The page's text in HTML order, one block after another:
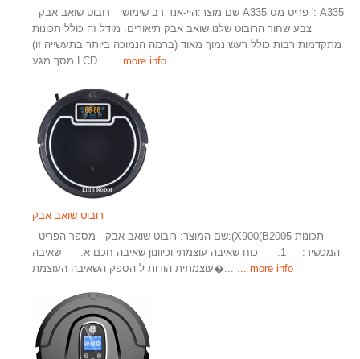
צבע שחור הרובוט שלנו שואב אבק תיאורים: מודל זה כולל תכונות
מתקדמות רבות כולל רעש נמוך מאוד (ברמה הנמוכה ביותר בתעשייה זו)
מסך מגע LCD...
... more info
רובוט שואב אבק
המכשיר: 1. כוח שאיבה עוצמתי וכיוונון שאיבה חכם א. שאיבה
עוצמתית הודות ל הספק השאיבה העוצמת�...
... more info